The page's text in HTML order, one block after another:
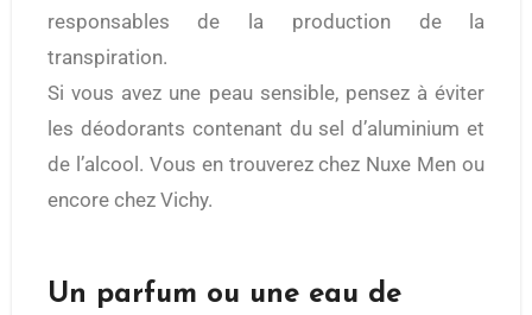
responsables de la production de la
transpiration.
Si vous avez une peau sensible, pensez à éviter
les déodorants contenant du sel d’aluminium et
de l’alcool. Vous en trouverez chez Nuxe Men ou
encore chez Vichy.
Un parfum ou une eau de